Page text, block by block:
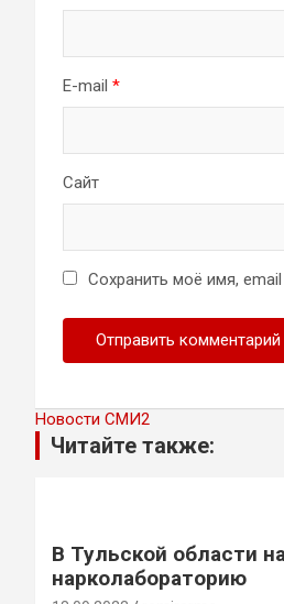
E-mail *
Сайт
Сохранить моё имя,
Новости СМИ2
Читайте также:
В Тульской области
нарколабораторию